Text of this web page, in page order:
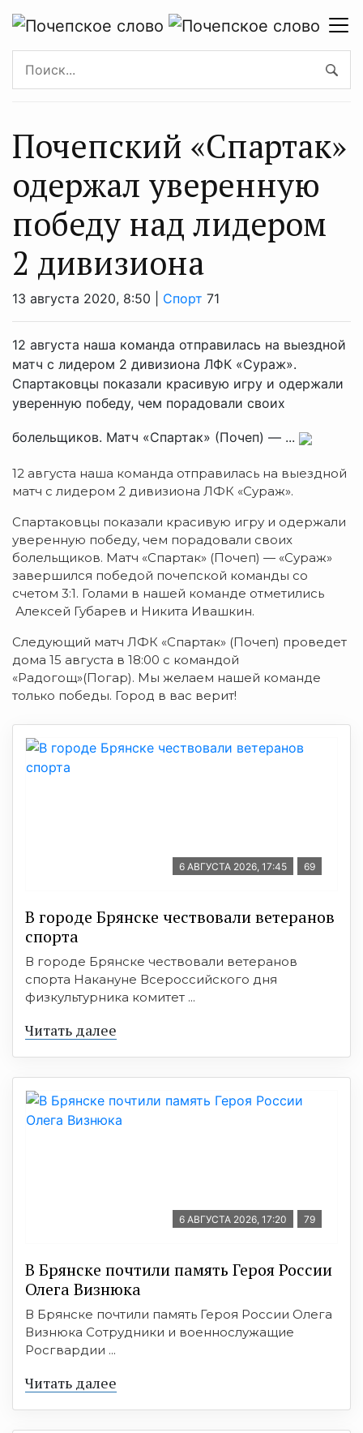
Почепский «Спартак»
одержал уверенную
победу над лидером
2 дивизиона
13 августа 2020, 8:50 | Спорт 71
12 августа наша команда отправилась на выездной
матч с лидером 2 дивизиона ЛФК «Сураж».
Спартаковцы показали красивую игру и одержали
уверенную победу, чем порадовали своих
болельщиков. Матч «Спартак» (Почеп) — ...
12 августа наша команда отправилась на выездной
матч с лидером 2 дивизиона ЛФК «Сураж».
Спартаковцы показали красивую игру и одержали
уверенную победу, чем порадовали своих
болельщиков. Матч «Спартак» (Почеп) — «Сураж»
завершился победой почепской команды со
счетом 3:1. Голами в нашей команде отметились
Алексей Губарев и Никита Ивашкин.
Следующий матч ЛФК «Спартак» (Почеп) проведет
дома 15 августа в 18:00 с командой
«Радогощ»(Погар). Мы желаем нашей команде
только победы. Город в вас верит!
6 АВГУСТА 2026, 17:45 69
В городе Брянске чествовали ветеранов
спорта
В городе Брянске чествовали ветеранов
спорта Накануне Всероссийского дня
физкультурника комитет ...
Читать далее
6 АВГУСТА 2026, 17:20 79
В Брянске почтили память Героя России
Олега Визнюка
В Брянске почтили память Героя России Олега
Визнюка Сотрудники и военнослужащие
Росгвардии ...
Читать далее